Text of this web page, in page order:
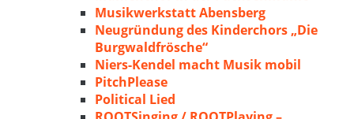
Musikwerkstatt Abensberg
Neugründung des Kinderchors „Die
Burgwaldfrösche“
Niers-Kendel macht Musik mobil
PitchPlease
Political Lied